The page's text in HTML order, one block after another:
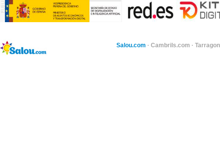
Salou.com · Cambrils.com ·